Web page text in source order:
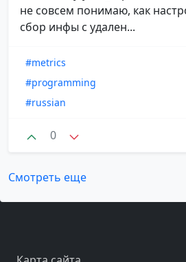
не совсем понимаю, как
сбор инфы с удален...
#metrics
#programming
#russian
0
Смотреть еще